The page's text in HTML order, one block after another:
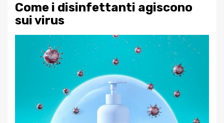
Come i disinfettanti agiscono
sui virus